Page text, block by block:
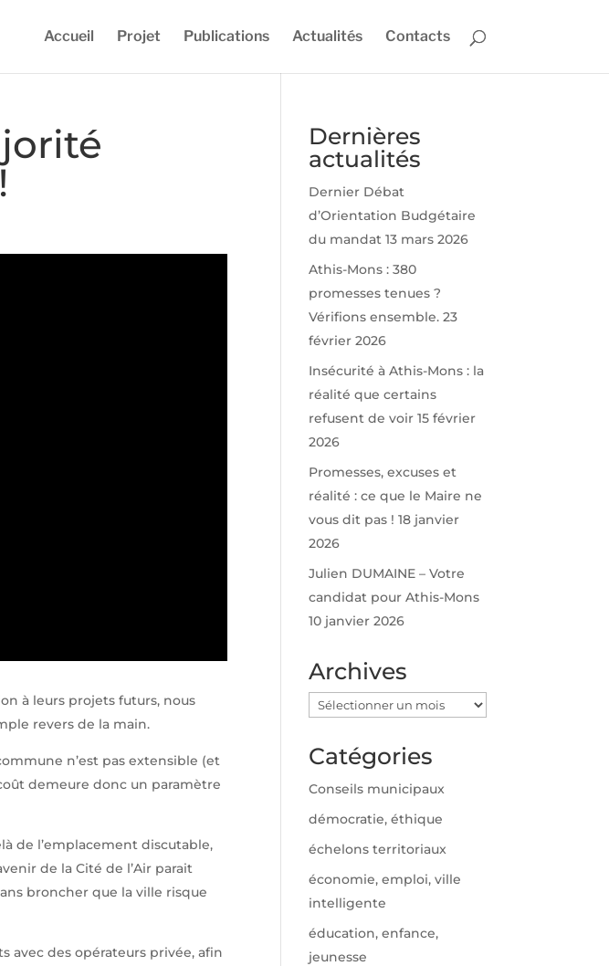
Accueil Projet Publications Actualités Contacts
à leurs projets futurs, nous
revers de la main.
n’est pas extensible (et
demeure donc un paramètre
de l’emplacement discutable,
de la Cité de l’Air parait
broncher que la ville risque
avec des opérateurs privée, afin
Dernières
actualités
Dernier Débat
d’Orientation Budgétaire
du mandat 13 mars 2026
Athis-Mons : 380
promesses tenues ?
Vérifions ensemble. 23
février 2026
Insécurité à Athis-Mons : la
réalité que certains
refusent de voir 15 février
2026
Promesses, excuses et
réalité : ce que le Maire ne
vous dit pas ! 18 janvier
2026
Julien DUMAINE – Votre
candidat pour Athis-Mons
10 janvier 2026
Archives
Archives
Catégories
Conseils municipaux
démocratie, éthique
échelons territoriaux
économie, emploi, ville
intelligente
éducation, enfance,
jeunesse